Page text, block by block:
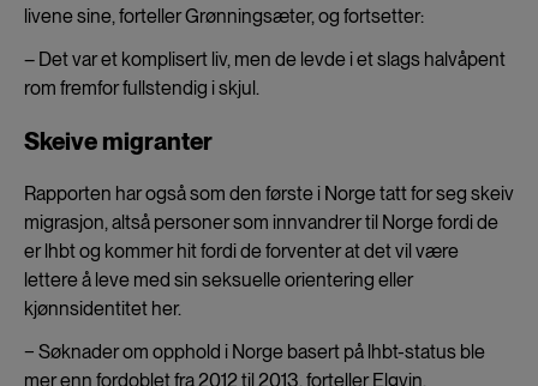
livene sine, forteller Grønningsæter, og fortsetter:
– Det var et komplisert liv, men de levde i et slags halvåpent
rom fremfor fullstendig i skjul.
Skeive migranter
Rapporten har også som den første i Norge tatt for seg skeiv
migrasjon, altså personer som innvandrer til Norge fordi de
er lhbt og kommer hit fordi de forventer at det vil være
lettere å leve med sin seksuelle orientering eller
kjønnsidentitet her.
− Søknader om opphold i Norge basert på lhbt-status ble
mer enn fordoblet fra 2012 til 2013, forteller Elgvin.